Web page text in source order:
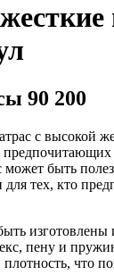
90 200
с высокой
предпочитающих
быть
тех, кто
изготовлены
пену и
что